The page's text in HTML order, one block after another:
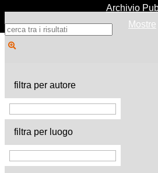
Archivio
Mostre
filtra per autore
filtra per luogo